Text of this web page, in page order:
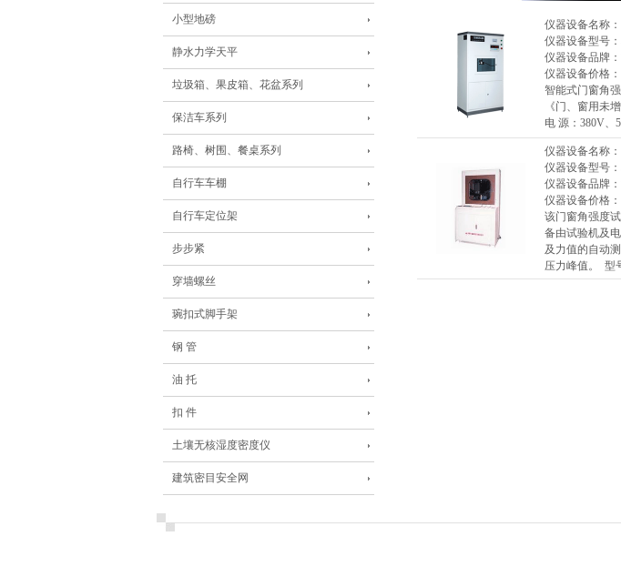
小型地磅
静水力学天平
垃圾箱、果皮箱、花盆系列
保洁车系列
路椅、树围、餐桌系列
自行车车棚
自行车定位架
步步紧
穿墙螺丝
琬扣式脚手架
钢 管
油 托
扣 件
土壤无核湿度密度仪
建筑密目安全网
仪器设备名称：
仪器设备型号：
仪器设备品牌：
仪器设备价格：
智能式门窗角
《门、窗用未
电 源：380V、
仪器设备名称：
仪器设备型号：
仪器设备品牌：
仪器设备价格：
该门窗角强度
备由试验机及
及力值的自动
压力峰值。 型